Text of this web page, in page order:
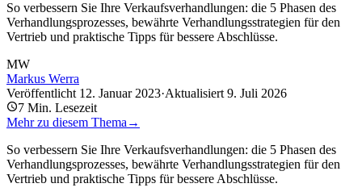
So verbessern Sie Ihre Verkaufsverhandlungen: die 5 Phasen des
Verhandlungsprozesses, bewährte Verhandlungsstrategien für den
Vertrieb und praktische Tipps für bessere Abschlüsse.
MW
Markus Werra
Veröffentlicht 12. Januar 2023·Aktualisiert 9. Juli 2026
7 Min. Lesezeit
Mehr zu diesem Thema →
So verbessern Sie Ihre Verkaufsverhandlungen: die 5 Phasen des
Verhandlungsprozesses, bewährte Verhandlungsstrategien für den
Vertrieb und praktische Tipps für bessere Abschlüsse.